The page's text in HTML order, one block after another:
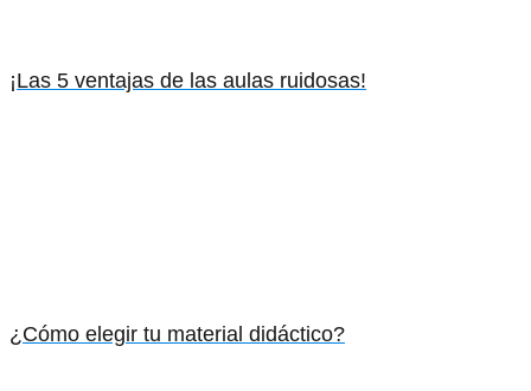
¡Las 5 ventajas de las aulas ruidosas!
¿Cómo elegir tu material didáctico?